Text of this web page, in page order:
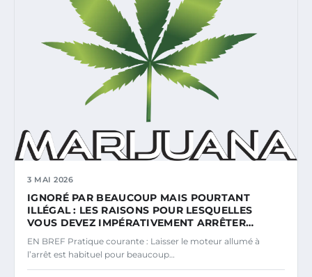
3 MAI 2026
IGNORÉ PAR BEAUCOUP MAIS POURTANT
ILLÉGAL : LES RAISONS POUR LESQUELLES
VOUS DEVEZ IMPÉRATIVEMENT ARRÊTER…
EN BREF Pratique courante : Laisser le moteur allumé à
l’arrêt est habituel pour beaucoup…